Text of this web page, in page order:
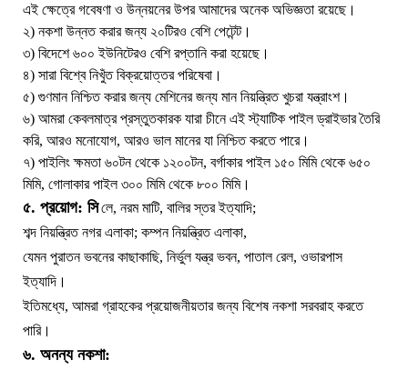
এই ক্ষেত্রে গবেষণা ও উন্নয়নের উপর আমাদের অনেক অভিজ্ঞতা রয়েছে।
২) নকশা উন্নত করার জন্য ২০টিরও বেশি পেটেন্ট।
৩) বিদেশে ৬০০ ইউনিটেরও বেশি রপ্তানি করা হয়েছে।
৪) সারা বিশ্বে নিখুঁত বিক্রয়োত্তর পরিষেবা।
৫) গুণমান নিশ্চিত করার জন্য মেশিনের জন্য মান নিয়ন্ত্রিত খুচরা যন্ত্রাংশ।
৬) আমরা কেবলমাত্র প্রস্তুতকারক যারা চীনে এই স্ট্যাটিক পাইল ড্রাইভার তৈরি
করি, আরও মনোযোগ, আরও ভাল মানের যা নিশ্চিত করতে পারে।
৭) পাইলিং ক্ষমতা ৬০টন থেকে ১২০০টন, বর্গাকার পাইল ১৫০ মিমি থেকে ৬৫০
মিমি, গোলাকার পাইল ৩০০ মিমি থেকে ৮০০ মিমি।
৫. প্রয়োগ: সিলে, নরম মাটি, বালির স্তর ইত্যাদি;
শব্দ নিয়ন্ত্রিত নগর এলাকা; কম্পন নিয়ন্ত্রিত এলাকা,
যেমন পুরাতন ভবনের কাছাকাছি, নির্ভুল যন্ত্র ভবন, পাতাল রেল, ওভারপাস
ইত্যাদি।
ইতিমধ্যে, আমরা গ্রাহকের প্রয়োজনীয়তার জন্য বিশেষ নকশা সরবরাহ করতে
পারি।
৬. অনন্য নকশা: